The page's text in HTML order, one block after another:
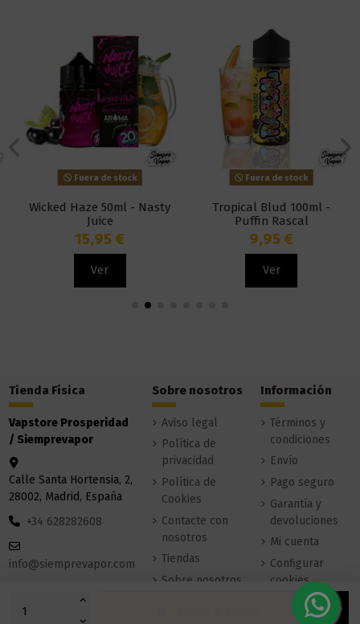
Fuera de stock
Wicked Haze 50ml - Nasty
Juice
15,95 €
Ver
Fuera de stock
Tropical Blud 100ml -
Puffin Rascal
9,95 €
Ver
Tienda Física
Vapstore Prosperidad
/ Siemprevapor
Calle Santa Hortensia, 2,
28002, Madrid, España
+34 628282608
info@siemprevapor.com
Sobre nosotros
Aviso legal
Política de
privacidad
Política de
Cookies
Contacte con
nosotros
Tiendas
Sobre nosotros
Información
Términos y
condiciones
Envío
Pago seguro
Garantía y
devoluciones
Mi cuenta
Configurar
cookies